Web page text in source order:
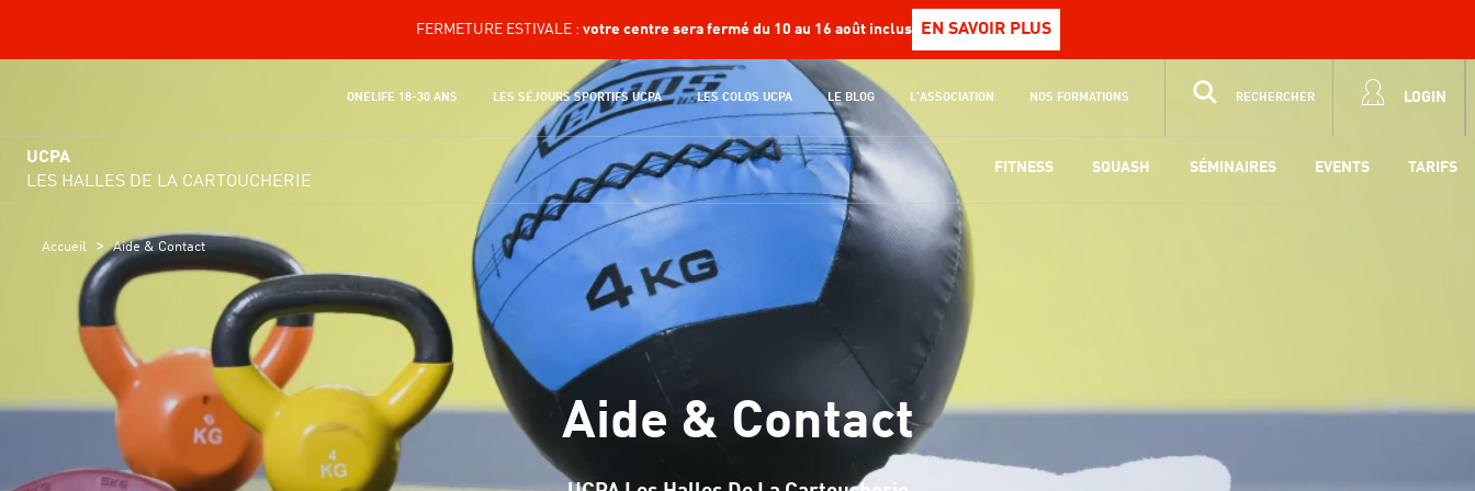
FERMETURE ESTIVALE : votre centre sera fermé du 10 au 16 août inclus EN SAVOIR PLUS
ONELIFE 18-30 ANS LES SÉJOURS SPORTIFS UCPA LES COLOS UCPA LE BLOG L'ASSOCIATION NOS FORMATIONS RECHERCHER LOGIN
UCPA
LES HALLES DE LA CARTOUCHERIE
FITNESS SQUASH SÉMINAIRES EVENTS TARIFS
Accueil > Aide & Contact
Aide & Contact